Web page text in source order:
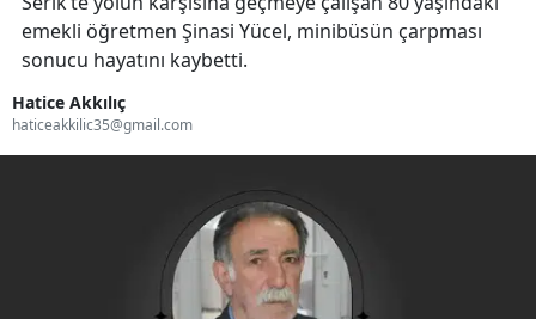
emekli öğretmen Şinasi Yücel, minibüsün çarpması
sonucu hayatını kaybetti.
Hatice Akkılıç
haticeakkilic35@gmail.com